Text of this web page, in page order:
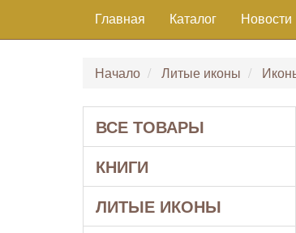
Главная Каталог Новости
Начало Литые иконы
ВСЕ ТОВАРЫ
КНИГИ
ЛИТЫЕ ИКОНЫ